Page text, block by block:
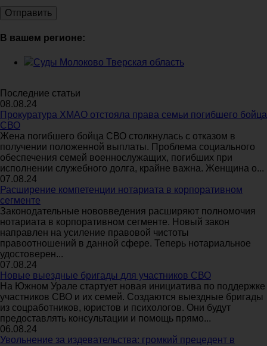
В вашем регионе:
Суды Молоково Тверская область
Последние статьи
08.08.24
Прокуратура ХМАО отстояла права семьи погибшего бойца
СВО
Жена погибшего бойца СВО столкнулась с отказом в
получении положенной выплаты. Проблема социального
обеспечения семей военнослужащих, погибших при
исполнении служебного долга, крайне важна. Женщина о...
07.08.24
Расширение компетенции нотариата в корпоративном
сегменте
Законодательные нововведения расширяют полномочия
нотариата в корпоративном сегменте. Новый закон
направлен на усиление правовой чистоты
правоотношений в данной сфере. Теперь нотариальное
удостоверен...
07.08.24
Новые выездные бригады для участников СВО
На Южном Урале стартует новая инициатива по поддержке
участников СВО и их семей. Создаются выездные бригады
из соцработников, юристов и психологов. Они будут
предоставлять консультации и помощь прямо...
06.08.24
Увольнение за издевательства: громкий прецедент в